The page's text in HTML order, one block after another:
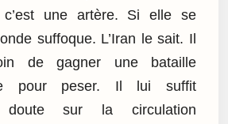
c’est une artère. Si elle se
suffoque. L’Iran le sait. Il
de gagner une bataille
pour peser. Il lui suffit
doute sur la circulation